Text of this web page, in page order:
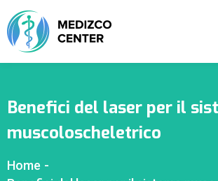
Benefici del laser per il
muscoloscheletrico
Home -